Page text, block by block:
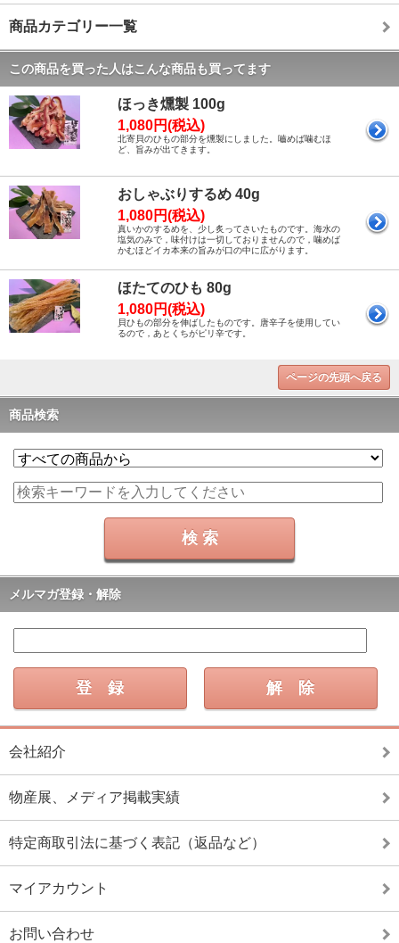
商品カテゴリー一覧
この商品を買った人はこんな商品も買ってます
ほっき燻製 100g
1,080円(税込)
北寄貝のひもの部分を燻製にしました。嚙めば噛むほ
ど、旨みが出てきます。
おしゃぶりするめ 40g
1,080円(税込)
真いかのするめを、少し炙ってさいたものです。海水の
塩気のみで，味付けは一切しておりませんので，噛めば
かむほどイカ本来の旨みが口の中に広がります。
ほたてのひも 80g
1,080円(税込)
貝ひもの部分を伸ばしたものです。唐辛子を使用してい
るので，あとくちがピリ辛です。
ページの先頭へ戻る
商品検索
メルマガ登録・解除
会社紹介
物産展、メディア掲載実績
特定商取引法に基づく表記（返品など）
マイアカウント
お問い合わせ